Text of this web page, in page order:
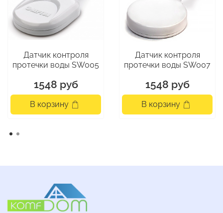
Датчик контроля
протечки воды SW005
1548 руб
В корзину
Датчик контроля
протечки воды SW007
1548 руб
В корзину